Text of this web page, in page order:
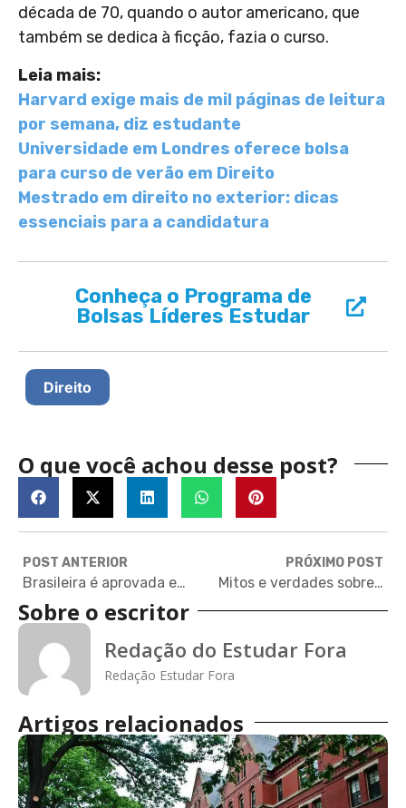
década de 70, quando o autor americano, que
também se dedica à ficção, fazia o curso.
Leia mais:
Harvard exige mais de mil páginas de leitura
por semana, diz estudante
Universidade em Londres oferece bolsa
para curso de verão em Direito
Mestrado em direito no exterior: dicas
essenciais para a candidatura
Conheça o Programa de
Bolsas Líderes Estudar
Direito
O que você achou desse post?
POST ANTERIOR
Brasileira é aprovada em mestrados nos EUA com a ajuda de curso gratuito
PRÓXIMO POST
Mitos e verdades sobre a certificação de proficiência em inglês
Sobre o escritor
Redação do Estudar Fora
Redação Estudar Fora
Artigos relacionados